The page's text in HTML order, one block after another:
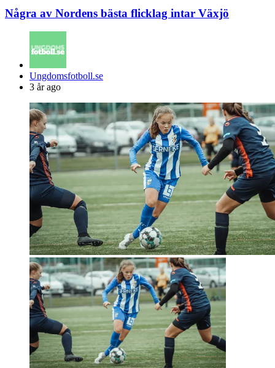
Några av Nordens bästa flicklag intar Växjö
Posted
by
Ungdomsfotboll.se
3 år ago